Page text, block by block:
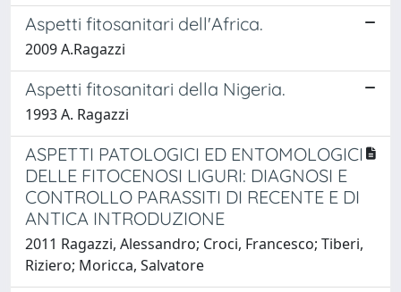
Aspetti fitosanitari dell'Africa.
2009 A.Ragazzi
Aspetti fitosanitari della Nigeria.
1993 A. Ragazzi
ASPETTI PATOLOGICI ED ENTOMOLOGICI
DELLE FITOCENOSI LIGURI: DIAGNOSI E
CONTROLLO PARASSITI DI RECENTE E DI
ANTICA INTRODUZIONE
2011 Ragazzi, Alessandro; Croci, Francesco; Tiberi,
Riziero; Moricca, Salvatore